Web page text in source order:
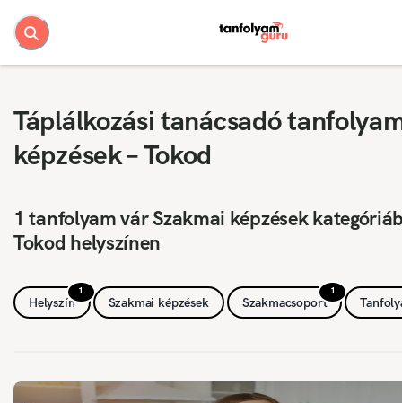
Táplálkozási tanácsadó
képzések – Tokod
1 tanfolyam vár Szakmai képzések
Tokod helyszínen
1
Helyszín Szakmai képzések
1
Szakmacsoport